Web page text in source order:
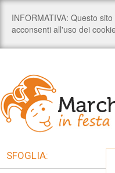
SFOGLIA: